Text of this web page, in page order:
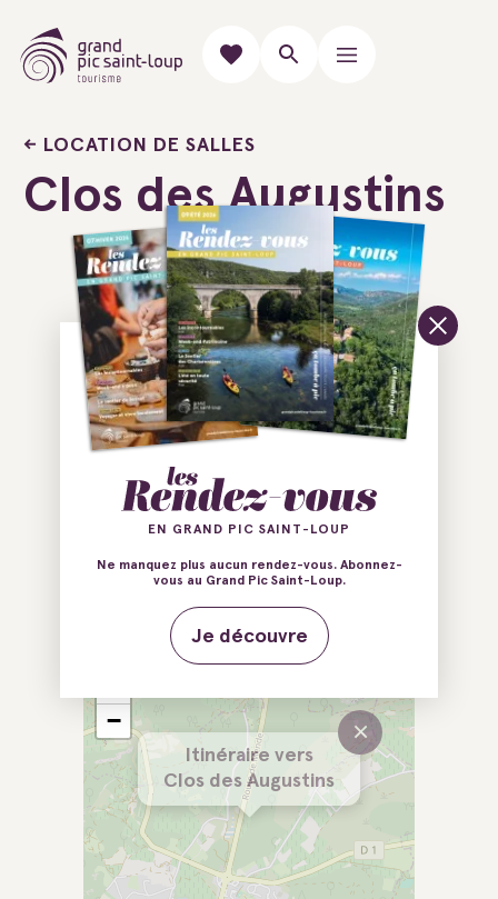
LOCATION DE SALLES
Clos des Augustins
Ajouter au carnet de voyage
Clos des Augustins
2 Route de Sommières
34270 Saint-Mathieu-de-
Tréviers
E-mail Tél.
Site web
Itinéraire vers
Clos des Augustins
×
−
EN GRAND PIC SAINT-LOUP
Ne manquez plus aucun rendez-vous. Abonnez-
vous au Grand Pic Saint-Loup.
Je découvre